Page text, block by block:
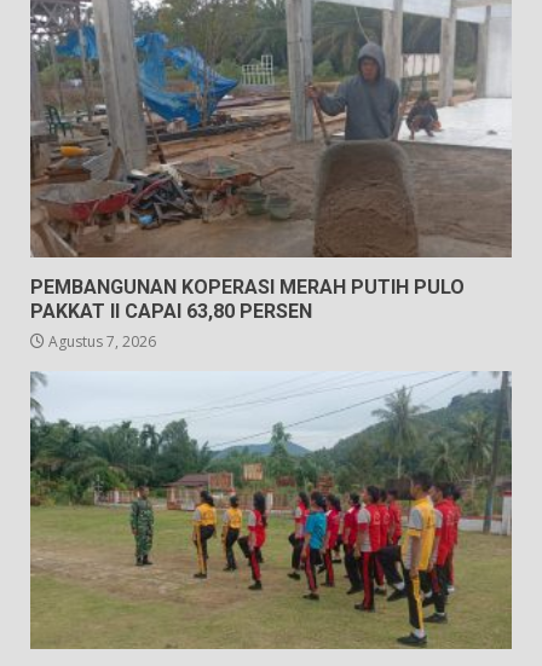
PEMBANGUNAN KOPERASI MERAH PUTIH PULO
PAKKAT II CAPAI 63,80 PERSEN
Agustus 7, 2026